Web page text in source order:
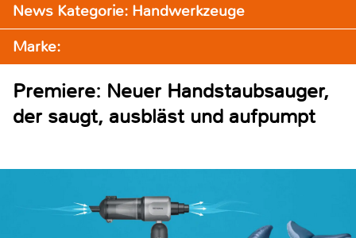
News Kategorie: Handwerkzeuge
Marke:
Premiere: Neuer Handstaubsauger,
der saugt, ausbläst und aufpumpt